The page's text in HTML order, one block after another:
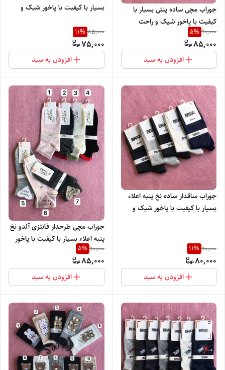
جوراب مچی ساده پنتی بسیار با
کیفیت با پاخور شیک و راحت
90,000
5%
85,000
افزودن به سبد
بسیار با کیفیت با پاخور شیک و
85,000
11%
75,000
افزودن به سبد
جوراب ساقدار ساده نخ پنبه اعلاء
بسیار با کیفیت با پاخور شیک و
90,000
11%
80,000
افزودن به سبد
جوراب مچی طرحدار فانتزی آلدو نخ
پنبه اعلاء بسیار با کیفیت با پاخور
شیک
90,000
5%
85,000
افزودن به سبد